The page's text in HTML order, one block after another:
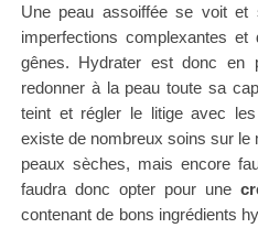
Une peau assoiffée se voit
imperfections complexantes
gênes. Hydrater est donc en
redonner à la peau toute sa
teint et régler le litige avec
existe de nombreux soins sur
peaux sèches, mais encore
faudra donc opter pour une
contenant de bons ingrédients